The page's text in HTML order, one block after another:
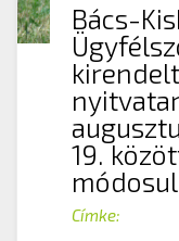
Bács-
19.
Címke: